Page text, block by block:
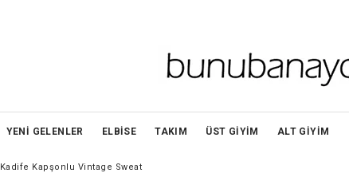
YENİ GELENLER ELBİSE TAKIM ÜST GİYİM ALT GİYİM
Kadife Kapşonlu Vintage Sweat